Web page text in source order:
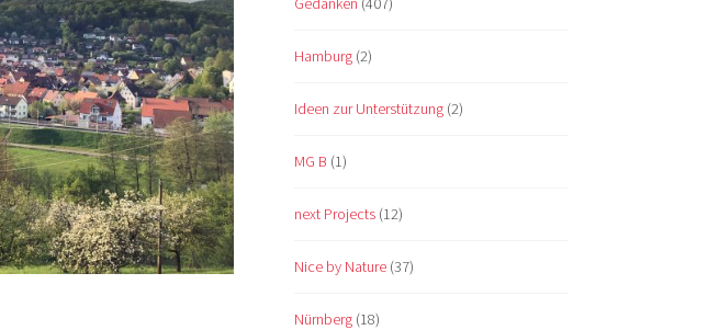
Hamburg (2)
Ideen zur Unterstützung (2)
MG B (1)
next Projects (12)
Nice by Nature (37)
Nürnberg (18)